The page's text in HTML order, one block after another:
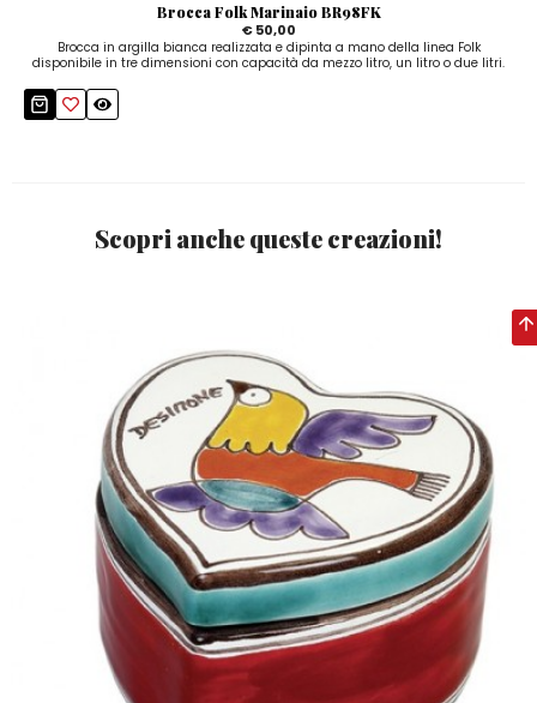
Brocca Folk Marinaio BR98FK
€ 50,00
Brocca in argilla bianca realizzata e dipinta a mano della linea Folk
disponibile in tre dimensioni con capacità da mezzo litro, un litro o due litri.
Scopri anche queste creazioni!